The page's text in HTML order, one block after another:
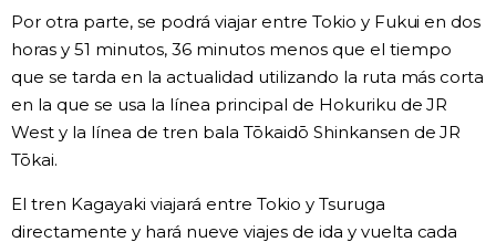
Fragmentos de Japón
Gente
Blog
Por otra parte, se podrá viajar entre Tokio y Fukui en dos
horas y 51 minutos, 36 minutos menos que el tiempo
que se tarda en la actualidad utilizando la ruta más corta
en la que se usa la línea principal de Hokuriku de JR
West y la línea de tren bala Tōkaidō Shinkansen de JR
Tōkai.
El tren Kagayaki viajará entre Tokio y Tsuruga
directamente y hará nueve viajes de ida y vuelta cada